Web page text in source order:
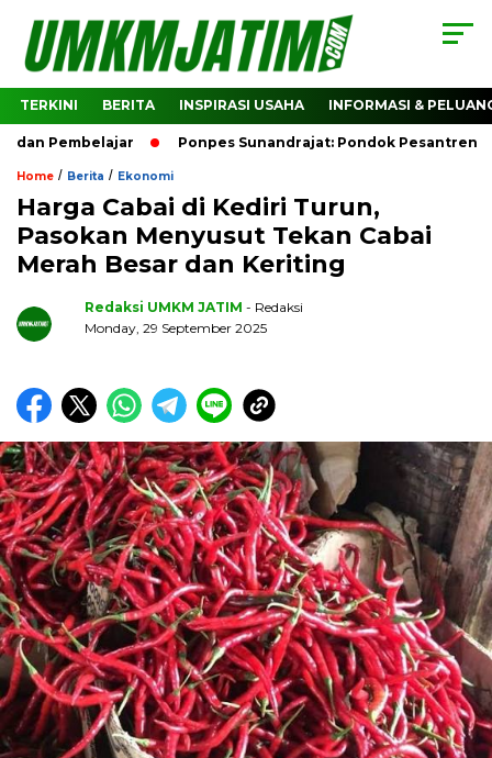
TERKINI BERITA INSPIRASI USAHA INFORMASI &
Pembelajar Ponpes Sunandrajat: Pondok Pesantren
Home / Berita / Ekonomi
Harga Cabai di Kediri Turun,
Pasokan Menyusut Tekan Cabai
Merah Besar dan Keriting
Redaksi UMKM JATIM - Redaksi
Monday, 29 September 2025